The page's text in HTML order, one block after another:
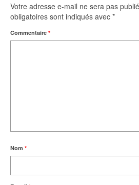
Votre adresse e-mail ne sera pas
obligatoires sont indiqués avec *
Commentaire *
Nom *